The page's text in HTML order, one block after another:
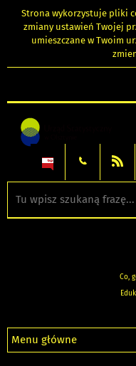
Strona wykorzystuje pliki
zmiany ustawień Twojej
umieszczane w Twoim
Co,
Menu główne